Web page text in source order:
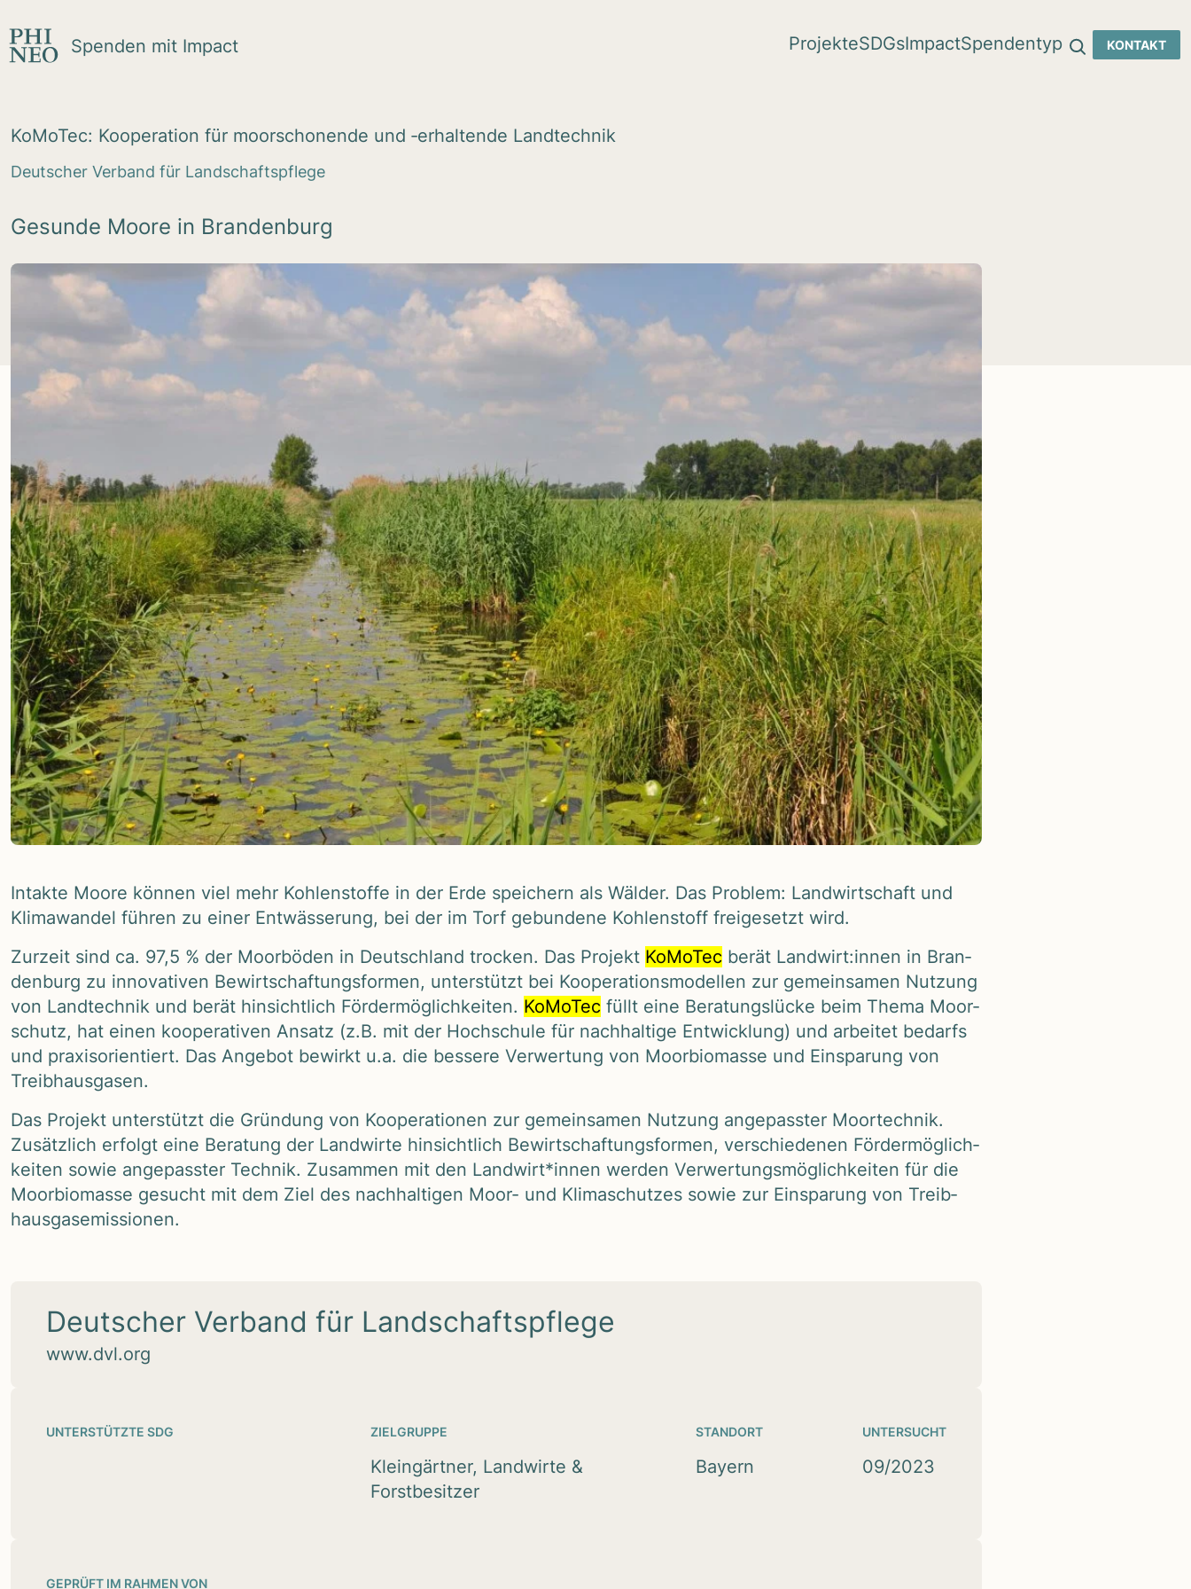
Spenden mit Impact
Pro­jekteSDGsImpactSpen­den­typ KON­TAKT
KoMo­Tec: Koope­ra­tion für moor­scho­nende und ‑erhal­tende Land­tech­nik
Deutscher Verband für Landschaftspflege
Gesunde Moore in Brandenburg
Intakte Moore kön­nen viel mehr Koh­len­stoffe in der Erde spei­chern als Wäl­der. Das Pro­blem: Land­wirt­schaft und
Kli­ma­wan­del füh­ren zu einer Ent­wäs­se­rung, bei der im Torf gebun­dene Koh­len­stoff frei­ge­setzt wird.
Zur­zeit sind ca. 97,5 % der Moor­bö­den in Deutsch­land tro­cken. Das Pro­jekt KoMo­Tec berät Landwirt:innen in Bran­
den­burg zu inno­va­ti­ven Bewirt­schaf­tungs­for­men, unter­stützt bei Koope­ra­ti­ons­mo­del­len zur gemein­sa­men Nut­zung
von Land­tech­nik und berät hin­sicht­lich För­der­mög­lich­kei­ten. KoMo­Tec füllt eine Bera­tungs­lü­cke beim Thema Moor­
schutz, hat einen koope­ra­ti­ven Ansatz (z.B. mit der Hoch­schule für nach­hal­tige Ent­wick­lung) und arbei­tet bedarfs
und pra­xis­ori­en­tiert. Das Ange­bot bewirkt u.a. die bes­sere Ver­wer­tung von Moor­bio­masse und Ein­spa­rung von
Treib­haus­ga­sen.
Das Pro­jekt unter­stützt die Grün­dung von Koope­ra­tio­nen zur gemein­sa­men Nut­zung ange­pass­ter Moor­tech­nik.
Zusätz­lich erfolgt eine Bera­tung der Land­wirte hin­sicht­lich Bewirt­schaf­tungs­for­men, ver­schie­de­nen För­der­mög­lich­
kei­ten sowie ange­pass­ter Tech­nik. Zusam­men mit den Landwirt*innen wer­den Ver­wer­tungs­mög­lich­kei­ten für die
Moor­bio­masse gesucht mit dem Ziel des nach­hal­ti­gen Moor- und Kli­ma­schut­zes sowie zur Ein­spa­rung von Treib­
haus­gas­emis­sio­nen.
Deutscher Verband für Landschaftspflege
www.dvl.org
UNTERSTÜTZTE SDG ZIELGRUPPE
Kleingärtner, Landwirte &
Forstbesitzer
STANDORT
Bayern
UNTERSUCHT
09/2023
GEPRÜFT IM RAHMEN VON